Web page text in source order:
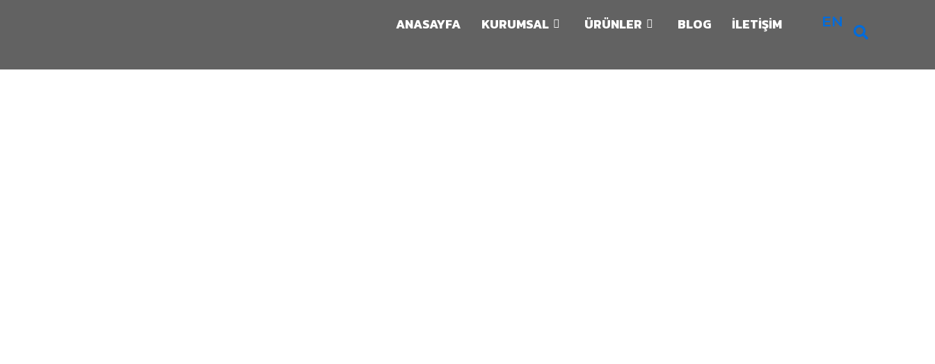
ANASAYFA KURUMSAL ÜRÜNLER BLOG İLETİŞİM EN